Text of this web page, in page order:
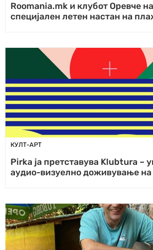
Roomania.mk и клубот Оревче
специјален летен настан на
КУЛТ-АРТ
Pirka ја претставува Klubtura –
аудио-визуелно доживување на